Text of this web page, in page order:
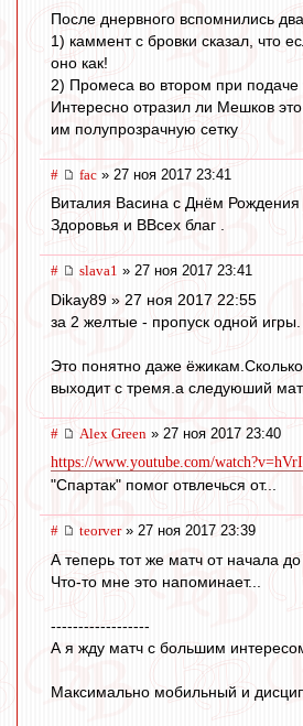
После днервного вспомнились
1) каммент с бровки сказал, что
оно как!
2) Промеса во втором при подаче
Интересно отразил ли Мешков
им полупрозрачную сетку
# fac » 27 ноя 2017 23:41
Виталия Васина с Днём Рождения
Здоровья и ВВсех благ .
# slava1 » 27 ноя 2017 23:41
Dikay89 » 27 ноя 2017 22:55
за 2 желтые - пропуск одной
Это понятно даже
выходит с тремя.а следуюший
# Alex Green » 27 ноя 2017 23:40
https://www.youtube.com/
"Спартак" помог отвлечься от...
# teorver» 27 ноя 2017 23:39
А теперь тот же матч от начала
Что-то мне это напоминает...
------------------
А я жду матч с большим
Максимально мобильный и